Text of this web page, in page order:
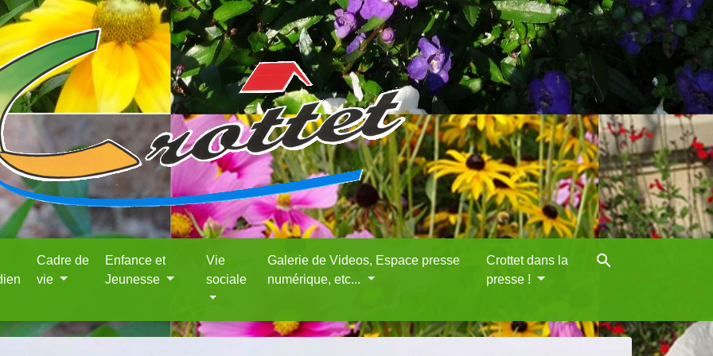
Cadre de
vie
Enfance et
Jeunesse
Vie
sociale
Galerie de Videos, Espace presse
numérique, etc...
Crottet dans la
presse !
search